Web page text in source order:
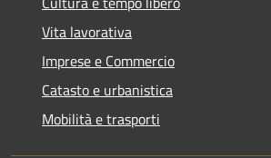
Vita lavorativa
Imprese e Commercio
Catasto e urbanistica
Mobilità e trasporti